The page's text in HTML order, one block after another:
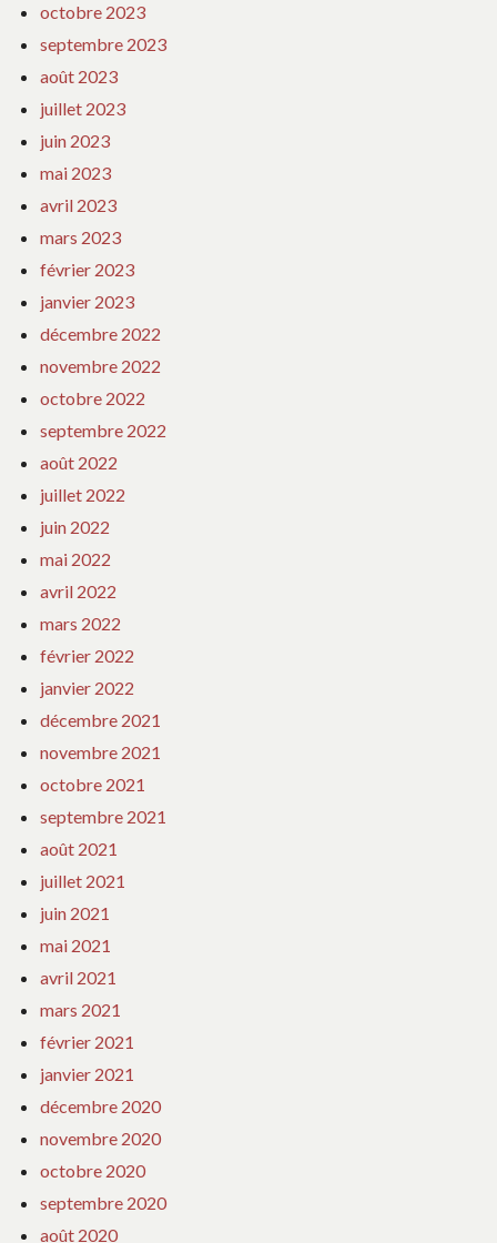
octobre 2023
septembre 2023
août 2023
juillet 2023
juin 2023
mai 2023
avril 2023
mars 2023
février 2023
janvier 2023
décembre 2022
novembre 2022
octobre 2022
septembre 2022
août 2022
juillet 2022
juin 2022
mai 2022
avril 2022
mars 2022
février 2022
janvier 2022
décembre 2021
novembre 2021
octobre 2021
septembre 2021
août 2021
juillet 2021
juin 2021
mai 2021
avril 2021
mars 2021
février 2021
janvier 2021
décembre 2020
novembre 2020
octobre 2020
septembre 2020
août 2020